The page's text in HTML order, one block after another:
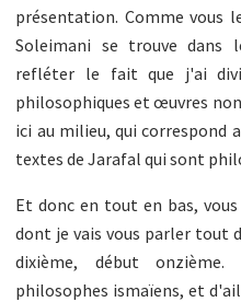
présentation. Comme vous
Soleimani se trouve dans
refléter le fait que j'ai
philosophiques et œuvres
ici au milieu, qui correspond
textes de Jarafal qui sont
Et donc en tout en bas,
dont je vais vous parler tout
dixième, début
philosophes ismaïens, et